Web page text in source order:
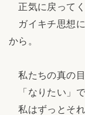
正気に戻ってく
ガイキチ思想
から。
私たちの真の目
「なりたい」で
私はずっとそ